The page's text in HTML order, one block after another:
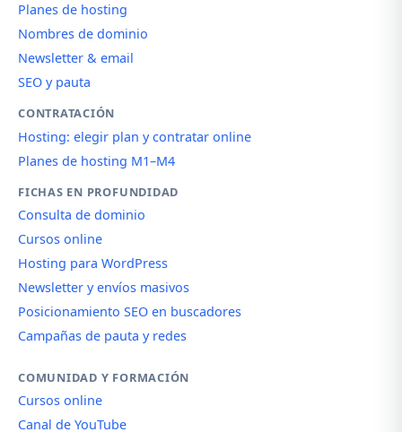
Planes de hosting
Nombres de dominio
Newsletter & email
SEO y pauta
CONTRATACIÓN
Hosting: elegir plan y contratar online
Planes de hosting M1–M4
FICHAS EN PROFUNDIDAD
Consulta de dominio
Cursos online
Hosting para WordPress
Newsletter y envíos masivos
Posicionamiento SEO en buscadores
Campañas de pauta y redes
COMUNIDAD Y FORMACIÓN
Cursos online
Canal de YouTube